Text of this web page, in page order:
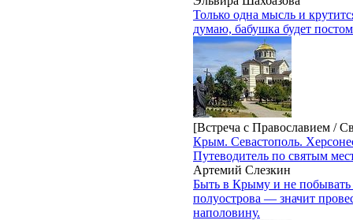
Только одна мысль и
думаю, бабушка будет
[Встреча с Православием /
Крым. Севастополь.
Путеводитель по святым
Артемий Слезкин
Быть в Крыму и не побывать
полуострова — значит
наполовину.